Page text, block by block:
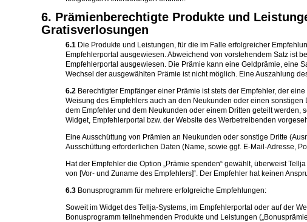
6. Prämienberechtigte Produkte und
Gratisverlosungen
6.1 Die Produkte und Leistungen, für die im Falle erfolgreicher
Empfehlerportal ausgewiesen. Abweichend von vorstehendem Satz ist
Empfehlerportal ausgewiesen. Die Prämie kann eine Geldprämie, eine
Wechsel der ausgewählten Prämie ist nicht möglich. Eine Auszahlung
6.2 Berechtigter Empfänger einer Prämie ist stets der Empfehler, der
Weisung des Empfehlers auch an den Neukunden oder einen
dem Empfehler und dem Neukunden oder einem Dritten geteilt
Widget, Empfehlerportal bzw. der Website des Werbetreibenden
Eine Ausschüttung von Prämien an Neukunden oder sonstige Dritte
Ausschüttung erforderlichen Daten (Name, sowie ggf. E-Mail-Adresse,
Hat der Empfehler die Option „Prämie spenden“ gewählt, überweist
von [Vor- und Zuname des Empfehlers]“. Der Empfehler hat keinen
6.3 Bonusprogramm für mehrere erfolgreiche Empfehlungen:
Soweit im Widget des Tellja-Systems, im Empfehlerportal oder auf der
Bonusprogramm teilnehmenden Produkte und Leistungen